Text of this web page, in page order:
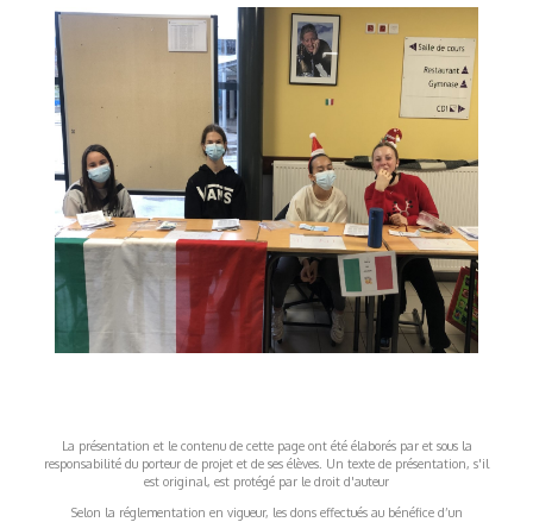
La présentation et le contenu de cette page ont été élaborés par et sous la
responsabilité du porteur de projet et de ses élèves. Un texte de présentation, s'il
est original, est protégé par le droit d'auteur
Selon la réglementation en vigueur, les dons effectués au bénéfice d’un